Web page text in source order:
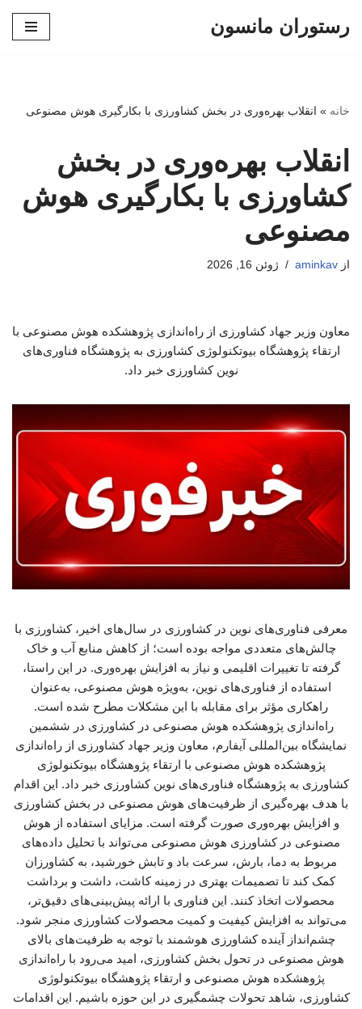
رستوران مانسون
خانه » انقلاب بهره‌وری در بخش کشاورزی با بکارگیری هوش مصنوعی
انقلاب بهره‌وری در بخش
کشاورزی با بکارگیری هوش
مصنوعی
از aminkav ژوئن 16, 2026
معاون وزیر جهاد کشاورزی از راه‌اندازی پژوهشکده هوش مصنوعی با
ارتقاء پژوهشگاه بیوتکنولوژی کشاورزی به پژوهشگاه فناوری‌های
نوین کشاورزی خبر داد.
معرفی فناوری‌های نوین در کشاورزی در سال‌های اخیر، کشاورزی با
چالش‌های متعددی مواجه بوده است؛ از کاهش منابع آب و خاک
گرفته تا تغییرات اقلیمی و نیاز به افزایش بهره‌وری. در این راستا،
استفاده از فناوری‌های نوین، به‌ویژه هوش مصنوعی، به‌عنوان
راهکاری مؤثر برای مقابله با این مشکلات مطرح شده است.
راه‌اندازی پژوهشکده هوش مصنوعی در کشاورزی در ششمین
نمایشگاه بین‌المللی آیفارم، معاون وزیر جهاد کشاورزی از راه‌اندازی
پژوهشکده هوش مصنوعی با ارتقاء پژوهشگاه بیوتکنولوژی
کشاورزی به پژوهشگاه فناوری‌های نوین کشاورزی خبر داد. این اقدام
با هدف بهره‌گیری از ظرفیت‌های هوش مصنوعی در بخش کشاورزی
و افزایش بهره‌وری صورت گرفته است. مزایای استفاده از هوش
مصنوعی در کشاورزی هوش مصنوعی می‌تواند با تحلیل داده‌های
مربوط به دما، بارش، سرعت باد و تابش خورشید، به کشاورزان
کمک کند تا تصمیمات بهتری در زمینه کاشت، داشت و برداشت
محصولات اتخاذ کنند. این فناوری با ارائه پیش‌بینی‌های دقیق‌تر،
می‌تواند به افزایش کیفیت و کمیت محصولات کشاورزی منجر شود.
چشم‌انداز آینده کشاورزی هوشمند با توجه به ظرفیت‌های بالای
هوش مصنوعی در تحول بخش کشاورزی، امید می‌رود با راه‌اندازی
پژوهشکده هوش مصنوعی و ارتقاء پژوهشگاه بیوتکنولوژی
کشاورزی، شاهد تحولات چشمگیری در این حوزه باشیم. این اقدامات